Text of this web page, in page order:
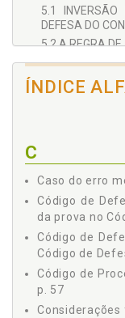
5.1
DEFESA DO
5.2 A REGRA
5.3 O
6 O CASO DO
111
6.5 PONTOS
112
6.6 OBRIGAÇÃO
116
CONSIDERAÇÕES
REFERÊNCIAS, p. 129
ÍNDICE
C
Caso do erro
Código de
da prova no
Código de
Código de
Código de
p. 57
Considerações